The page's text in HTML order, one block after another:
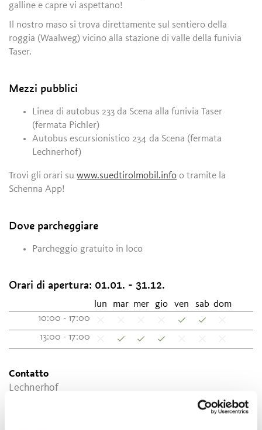
galline e capre vi aspettano!
Il nostro maso si trova direttamente sul sentiero della
roggia (Waalweg) vicino alla stazione di valle della funivia
Taser.
Mezzi pubblici
Linea di autobus 233 da Scena alla funivia Taser
(fermata Pichler)
Autobus escursionistico 234 da Scena (fermata
Lechnerhof)
Trovi gli orari suwww.suedtirolmobil.info o tramite la
Schenna App!
Dove parcheggiare
Parcheggio gratuito in loco
Orari di apertura: 01.01. - 31.12.
lun mar mer gio ven sab dom
10:00 - 17:00
13:00 - 17:00
Contatto
Lechnerhof